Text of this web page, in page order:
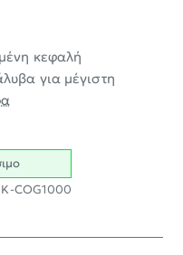
κεφαλή
για μέγιστη
COG1000